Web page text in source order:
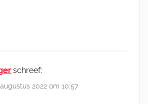
schreef:
2022 om 10:57